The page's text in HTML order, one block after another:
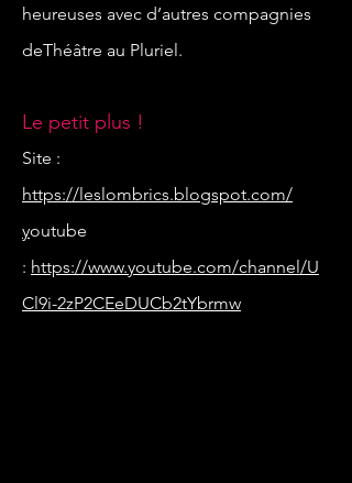
heureuses avec d’autres compagnies
deThéâtre au Pluriel.
Le petit plus !
Site :
https://leslombrics.blogspot.com/
youtube
: https://www.youtube.com/channel/U
Cl9i-2zP2CEeDUCb2tYbrmw